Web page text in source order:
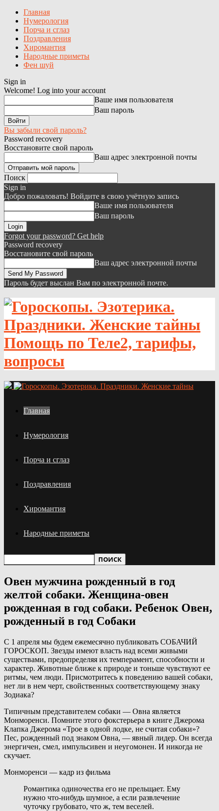
Главная
Нумерология
Порча и сглаз
Поздравления
Хиромантия
Народные приметы
Фен шуй
Sign in
Welcome! Log into your account
Ваше имя пользователя
Ваш пароль
Вы забыли свой пароль?
Password recovery
Восстановите свой пароль
Ваш адрес электронной почты
Поиск
Sign in
Добро пожаловать! Войдите в свою учётную запись
Ваше имя пользователя
Ваш пароль
Forgot your password? Get help
Password recovery
Восстановите свой пароль
Ваш адрес электронной почты
Пароль будет выслан Вам по электронной почте.
Помощь по Теле2, тарифы,
вопросы
Главная
Нумерология
Порча и сглаз
Поздравления
Хиромантия
Народные приметы
Овен мужчина рожденный в год
желтой собаки. Женщина-овен
рожденная в год собаки. Ребенок Овен,
рожденный в год Собаки
С 1 апреля мы будем ежемесячно публиковать СОБАЧИЙ
ГОРОСКОП. Звезды имеют власть над всеми живыми
существами, предопределяя их темперамент, способности и
характер. Животные ближе к природе и тоньше чувствуют ее
ритмы, чем люди. Присмотритесь к поведению вашей собаки,
нет ли в нем черт, свойственных соответствующему знаку
Зодиака?
Типичным представителем собаки — Овна является
Монморенси. Помните этого фокстерьера в книге Джерома
Клапка Джерома «Трое в одной лодке, не считая собаки»?
Пес, рожденный под знаком Овна, — явный лидер. Он всегда
энергичен, смел, импульсивен и неугомонен. И никогда не
скучает.
Монморенси — кадр из фильма
Романтика одиночества его не прельщает. Ему
нужно что-нибудь шумное, а если развлечение
чуточку грубовато, что ж, тем веселей.